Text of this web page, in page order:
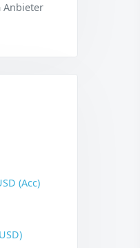
Anbieter
(Acc)